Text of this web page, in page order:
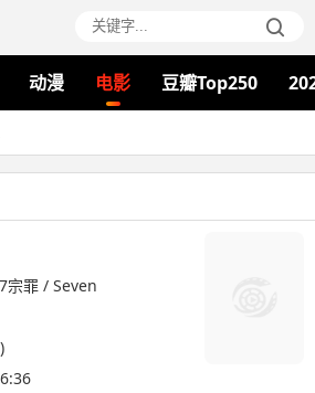
动漫 电影 豆瓣Top250
宗罪 / Seven